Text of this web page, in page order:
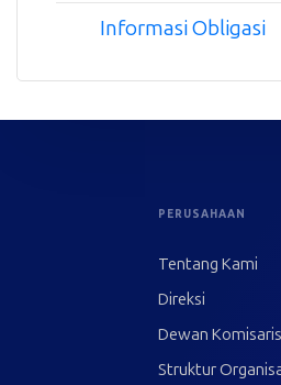
Informasi Obligasi
PERUSAHAAN
Tentang Kami
Direksi
Dewan Komisaris
Struktur